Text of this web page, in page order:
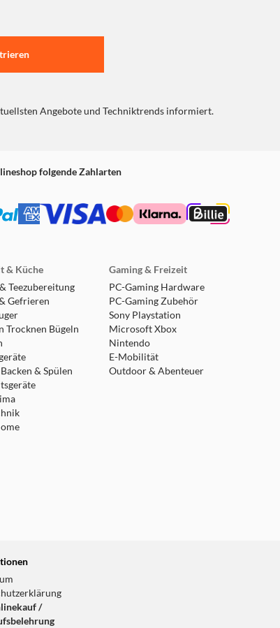
Angebote und Techniktrends informiert.
folgende Zahlarten
& Küche
Teezubereitung
Gefrieren
Trocknen Bügeln
& Spülen
Gaming & Freizeit
PC-Gaming Hardware
PC-Gaming Zubehör
Sony Playstation
Microsoft Xbox
Nintendo
E-Mobilität
Outdoor & Abenteuer
/